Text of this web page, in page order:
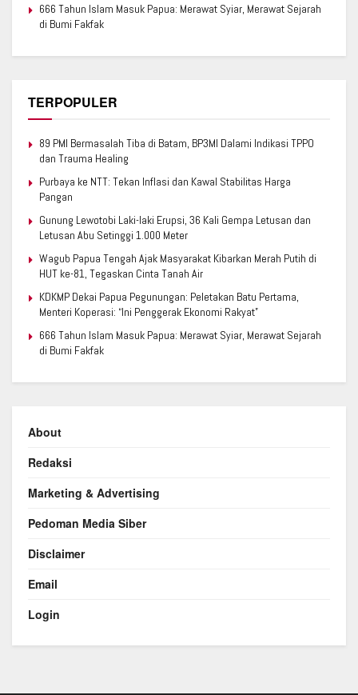
666 Tahun Islam Masuk Papua: Merawat Syiar, Merawat Sejarah
di Bumi Fakfak
TERPOPULER
89 PMI Bermasalah Tiba di Batam, BP3MI Dalami Indikasi TPPO
dan Trauma Healing
Purbaya ke NTT: Tekan Inflasi dan Kawal Stabilitas Harga
Pangan
Gunung Lewotobi Laki-laki Erupsi, 36 Kali Gempa Letusan dan
Letusan Abu Setinggi 1.000 Meter
Wagub Papua Tengah Ajak Masyarakat Kibarkan Merah Putih di
HUT ke-81, Tegaskan Cinta Tanah Air
KDKMP Dekai Papua Pegunungan: Peletakan Batu Pertama,
Menteri Koperasi: “Ini Penggerak Ekonomi Rakyat”
666 Tahun Islam Masuk Papua: Merawat Syiar, Merawat Sejarah
di Bumi Fakfak
About
Redaksi
Marketing & Advertising
Pedoman Media Siber
Disclaimer
Email
Login